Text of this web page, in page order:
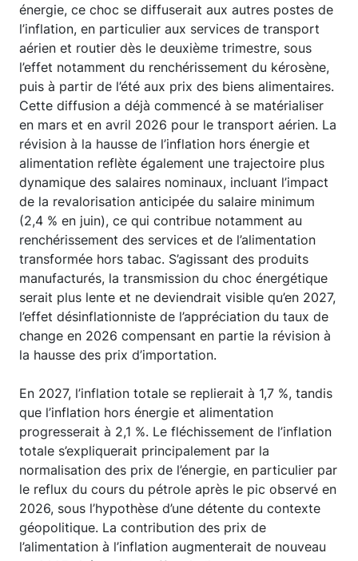
énergie, ce choc se diffuserait aux autres postes de
l’inflation, en particulier aux services de transport
aérien et routier dès le deuxième trimestre, sous
l’effet notamment du renchérissement du kérosène,
puis à partir de l’été aux prix des biens alimentaires.
Cette diffusion a déjà commencé à se matérialiser
en mars et en avril 2026 pour le transport aérien. La
révision à la hausse de l’inflation hors énergie et
alimentation reflète également une trajectoire plus
dynamique des salaires nominaux, incluant l’impact
de la revalorisation anticipée du salaire minimum
(2,4 % en juin), ce qui contribue notamment au
renchérissement des services et de l’alimentation
transformée hors tabac. S’agissant des produits
manufacturés, la transmission du choc énergétique
serait plus lente et ne deviendrait visible qu’en 2027,
l’effet désinflationniste de l’appréciation du taux de
change en 2026 compensant en partie la révision à
la hausse des prix d’importation.
En 2027, l’inflation totale se replierait à 1,7 %, tandis
que l’inflation hors énergie et alimentation
progresserait à 2,1 %. Le fléchissement de l’inflation
totale s’expliquerait principalement par la
normalisation des prix de l’énergie, en particulier par
le reflux du cours du pétrole après le pic observé en
2026, sous l’hypothèse d’une détente du contexte
géopolitique. La contribution des prix de
l’alimentation à l’inflation augmenterait de nouveau